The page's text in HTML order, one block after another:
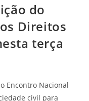
do
Direitos
terça
Encontro Nacional
civil para